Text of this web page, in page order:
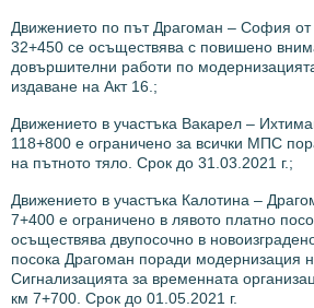
Движението по път Драгоман – София
32+450 се осъществява с повишено
довършителни работи по
издаване на Акт 16.;
Движението в участъка Вакарел –
118+800 е ограничено за всички МПС
на пътното тяло. Срок до 31.03.2021 г.;
Движението в участъка Калотина –
7+400 е ограничено в лявото платно
осъществява двупосочно в
посока Драгоман поради модернизация
Сигнализацията за временната
км 7+700. Срок до 01.05.2021 г.